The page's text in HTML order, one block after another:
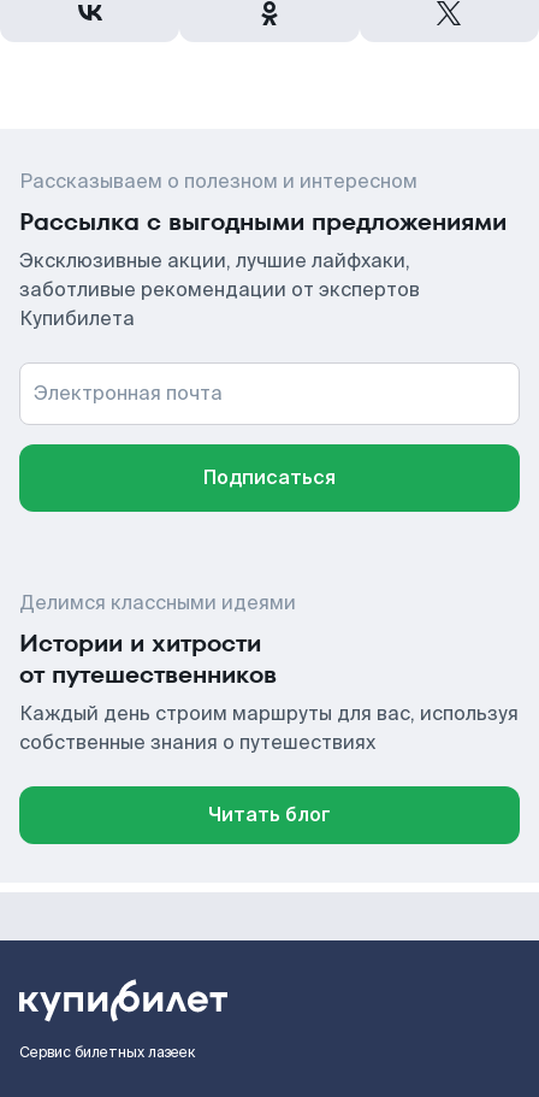
Рассказываем о полезном и интересном
Рассылка с выгодными предложениями
Эксклюзивные акции, лучшие лайфхаки,
заботливые рекомендации от экспертов
Купибилета
Электронная почта
Подписаться
Делимся классными идеями
Истории и хитрости
от путешественников
Каждый день строим маршруты для вас, используя
собственные знания о путешествиях
Читать блог
Сервис билетных лазеек